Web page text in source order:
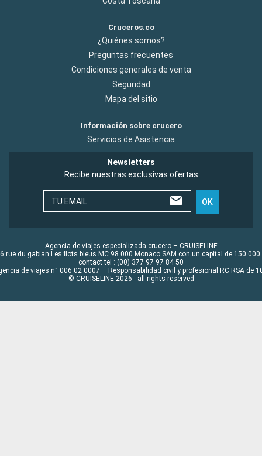
Cruceros.co
¿Quiénes somos?
Preguntas frecuentes
Condiciones generales de venta
Seguridad
Mapa del sitio
Información sobre crucero
Servicios de Asistencia
Newsletters
Recibe nuestras exclusivas ofertas
TU EMAIL OK
Agencia de viajes especializada crucero – CRUISELINE
rue du gabian Les flots bleus MC 98 000 Monaco SAM con un capital de 150 000
contact tel : (00) 377 97 97 84 50
de viajes n° 006 02 0007 – Responsabilidad civil y profesional RC RSA de
© CRUISELINE 2026 - all rights reserved